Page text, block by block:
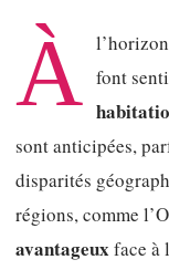
À font
sont anticipées,
disparités
régions, comme
avantageux face à